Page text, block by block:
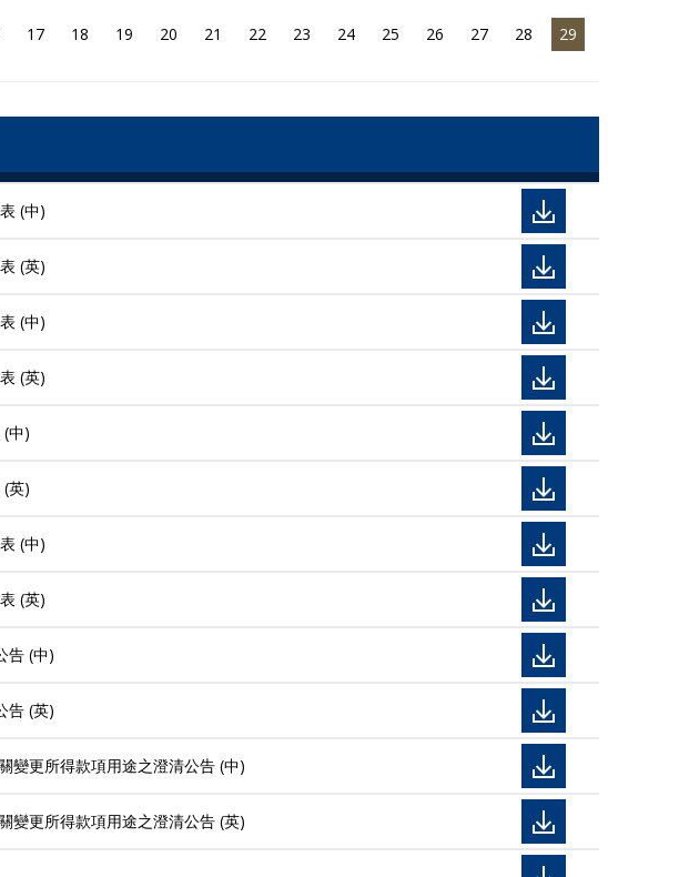
17 18 19 20 21 22 23 24 25 26 27 28
29
(中)
(英)
(中)
(英)
中)
英)
(中)
(英)
告 (中)
告 (英)
變更所得款項用途之澄清公告 (中)
變更所得款項用途之澄清公告 (英)